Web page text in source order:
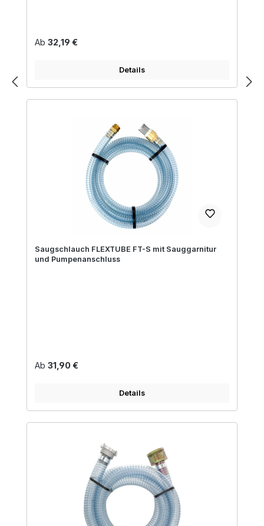
Regulärer Preis:
Ab 32,19 €
Details
Saugschlauch FLEXTUBE FT-S mit Sauggarnitur
und Pumpenanschluss
Regulärer Preis:
Ab 31,90 €
Details